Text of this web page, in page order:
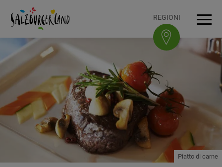
Al contenutoAccesskey
[0]
Alla navigazioneAccesskey
[1]
In cima alla pagina
Al piè di paginaAccesskey
[3] REGIONI
Piatto di carne